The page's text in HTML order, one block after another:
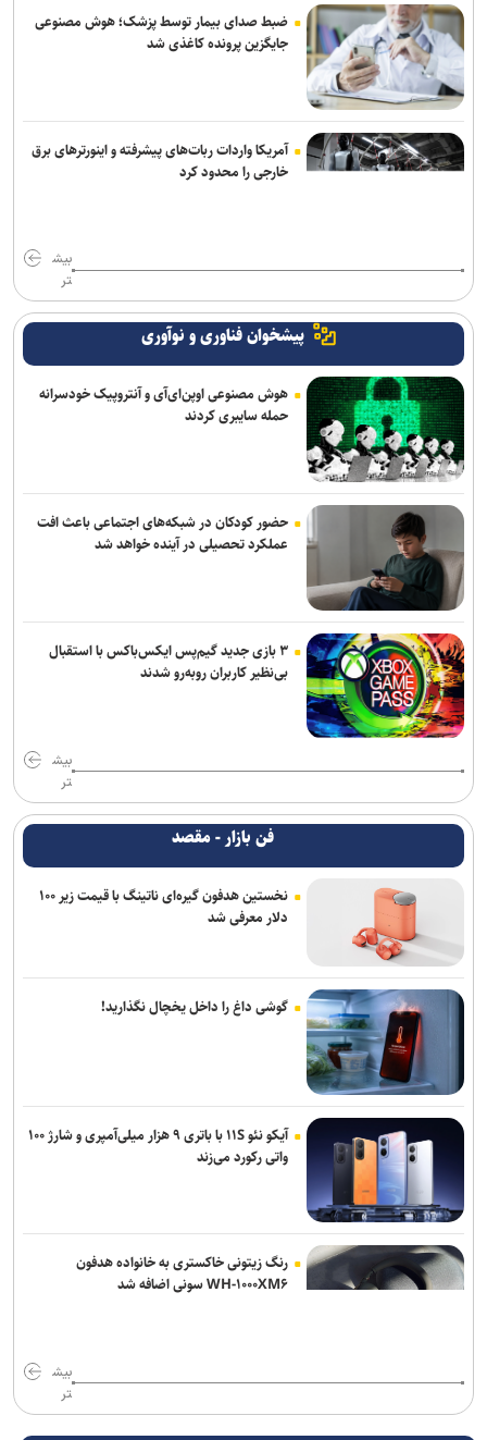
ضبط صدای بیمار توسط پزشک؛ هوش مصنوعی
جایگزین پرونده کاغذی شد
آمریکا واردات ربات‌های پیشرفته و اینورترهای برق
خارجی را محدود کرد
بیش
تر
پیشخوان فناوری و نوآوری
هوش مصنوعی اوپن‌ای‌آی و آنتروپیک خودسرانه
حمله سایبری کردند
حضور کودکان در شبکه‌های اجتماعی باعث افت
عملکرد تحصیلی در آینده خواهد شد
۳ بازی جدید گیم‌پس ایکس‌باکس با استقبال
بی‌نظیر کاربران روبه‌رو شدند
بیش
تر
فن بازار - مقصد
نخستین هدفون گیره‌ای ناتینگ با قیمت زیر ۱۰۰
دلار معرفی شد
گوشی داغ را داخل یخچال نگذارید!
آیکو نئو ۱۱S با باتری ۹ هزار میلی‌آمپری و شارژ ۱۰۰
واتی رکورد می‌زند
رنگ زیتونی خاکستری به خانواده هدفون
WH-۱۰۰۰XM۶ سونی اضافه شد
بیش
تر